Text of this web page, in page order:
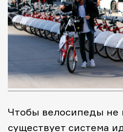
Чтобы велосипеды не
существует система